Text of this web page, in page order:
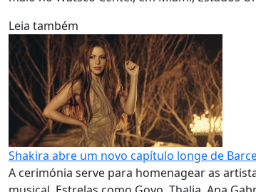
Leia também
Shakira abre um novo capítulo longe de
A cerimónia serve para homenagear as